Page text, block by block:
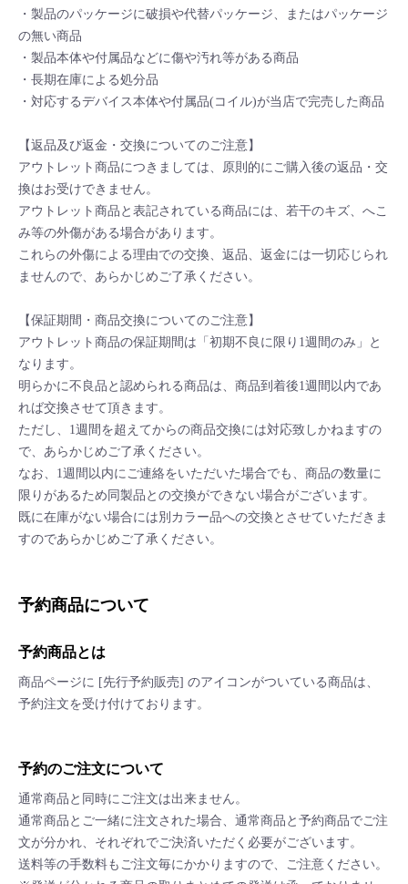
・製品のパッケージに破損や代替パッケージ、またはパッケージ
の無い商品
・製品本体や付属品などに傷や汚れ等がある商品
・長期在庫による処分品
・対応するデバイス本体や付属品(コイル)が当店で完売した商品
【返品及び返金・交換についてのご注意】
アウトレット商品につきましては、原則的にご購入後の返品・交
換はお受けできません。
アウトレット商品と表記されている商品には、若干のキズ、へこ
み等の外傷がある場合があります。
これらの外傷による理由での交換、返品、返金には一切応じられ
ませんので、あらかじめご了承ください。
【保証期間・商品交換についてのご注意】
アウトレット商品の保証期間は「初期不良に限り1週間のみ」と
なります。
明らかに不良品と認められる商品は、商品到着後1週間以内であ
れば交換させて頂きます。
ただし、1週間を超えてからの商品交換には対応致しかねますの
で、あらかじめご了承ください。
なお、1週間以内にご連絡をいただいた場合でも、商品の数量に
限りがあるため同製品との交換ができない場合がございます。
既に在庫がない場合には別カラー品への交換とさせていただきま
すのであらかじめご了承ください。
予約商品について
予約商品とは
商品ページに [先行予約販売] のアイコンがついている商品は、
予約注文を受け付けております。
予約のご注文について
通常商品と同時にご注文は出来ません。
通常商品とご一緒に注文された場合、通常商品と予約商品でご注
文が分かれ、それぞれでご決済いただく必要がございます。
送料等の手数料もご注文毎にかかりますので、ご注意ください。